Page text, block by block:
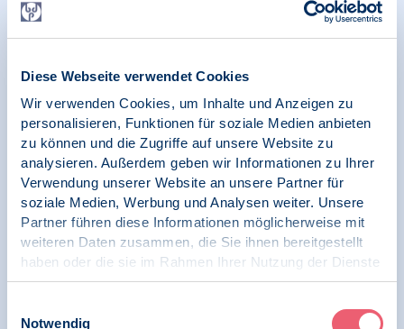
Diese Webseite verwendet Cookies
Wir verwenden Cookies, um Inhalte und Anzeigen zu
personalisieren, Funktionen für soziale Medien anbieten
zu können und die Zugriffe auf unsere Website zu
analysieren. Außerdem geben wir Informationen zu Ihrer
Verwendung unserer Website an unsere Partner für
soziale Medien, Werbung und Analysen weiter. Unsere
Partner führen diese Informationen möglicherweise mit
weiteren Daten zusammen, die Sie ihnen bereitgestellt
haben oder die sie im Rahmen Ihrer Nutzung der Dienste
gesammelt haben.
Notwendig
News | Psychologie und Arbeit | Initiative
Arbeitsschutz
BDP auf der A+A 2025 – der größten und
wichtigsten Weltleitmesse mit Kongress für
Arbeitsschutz, Arbeitssicherheit, Gesundheit
und Nachhaltigkeit bei der Arbeit